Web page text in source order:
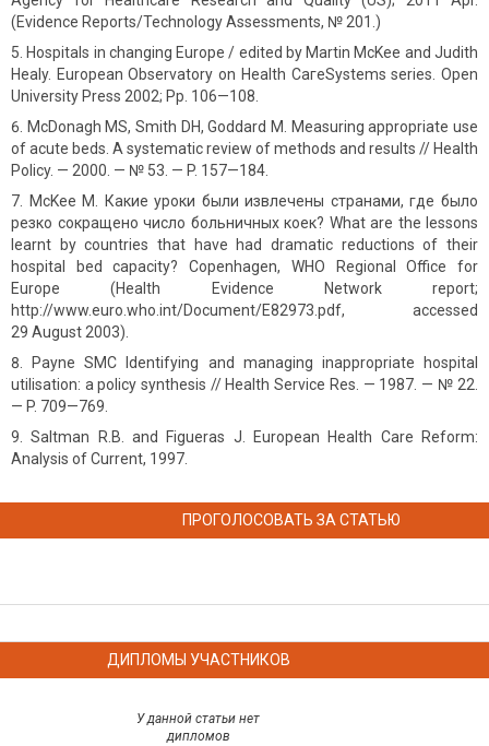
(Evidence Reports/Technology Assessments, № 201.)
Hospitals in changing Europe / edited by Martin McKee and Judith
Healy. European Observatory on Health СагеSystems series. Open
University Press 2002; Pp. 106—108.
McDonagh MS, Smith DH, Goddard M. Measuring appropriate use
of acute beds. A systematic review of methods and results // Health
Policy. — 2000. — № 53. — P. 157—184.
McKee M. Какие уроки были извлечены странами, где было
резко сокращено число больничных коек? What are the lessons
learnt by countries that have had dramatic reductions of their
hospital bed capacity? Copenhagen, WHO Regional Office for
Europe (Health Evidence Network report;
http://www.euro.who.int/Document/E82973.pdf, accessed
29 August 2003).
Payne SMC Identifying and managing inappropriate hospital
utilisation: a policy synthesis // Health Service Res. — 1987. — № 22.
— P. 709—769.
Saltman R.B. and Figueras J. European Health Care Reform:
Analysis of Current, 1997.
ПРОГОЛОСОВАТЬ ЗА СТАТЬЮ
ДИПЛОМЫ УЧАСТНИКОВ
У данной статьи нет
дипломов